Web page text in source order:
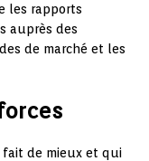
les rapports
auprès des
de marché et les
fait de mieux et qui